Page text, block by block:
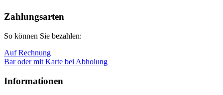
Zahlungsarten
So können Sie bezahlen:
Auf Rechnung
Bar oder mit Karte bei Abholung
Informationen